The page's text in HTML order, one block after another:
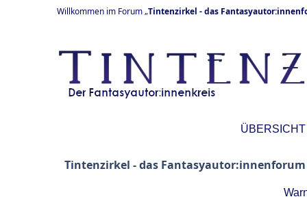
Willkommen im Forum „Tintenzirkel - das
ÜBERSICHT
Tintenzirkel - das Fantasyautor:innenforum